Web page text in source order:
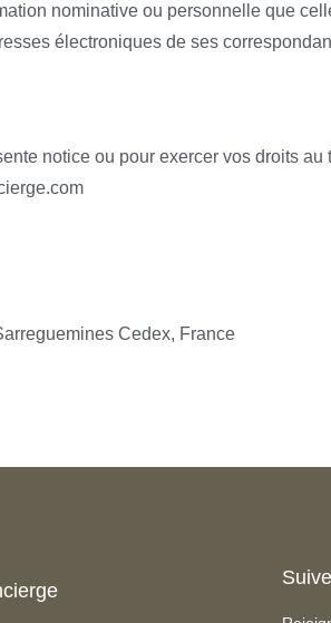
nominative ou personnelle que
électroniques de ses
notice ou pour exercer vos droits
Cedex, France